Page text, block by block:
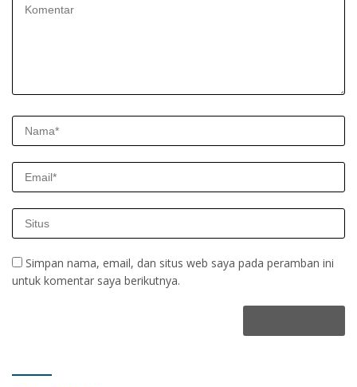
Simpan nama, email, dan situs web saya pada peramban ini
untuk komentar saya berikutnya.